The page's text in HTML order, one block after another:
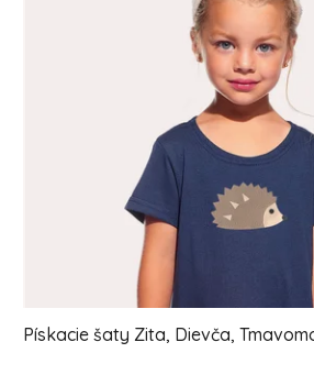
Pískacie šaty Zita, Dievča,